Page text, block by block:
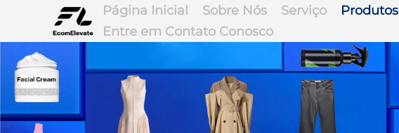
Página Inicial Sobre Nós Serviço Produtos
Entre em Contato Conosco